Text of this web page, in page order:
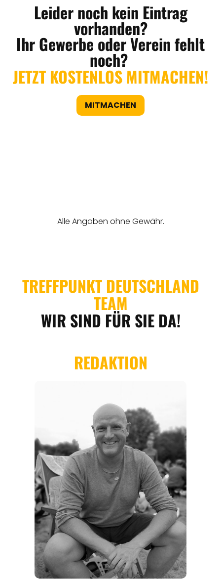
Leider noch kein Eintrag
vorhanden?
Ihr Gewerbe oder Verein fehlt
noch?
JETZT KOSTENLOS MITMACHEN!
MITMACHEN